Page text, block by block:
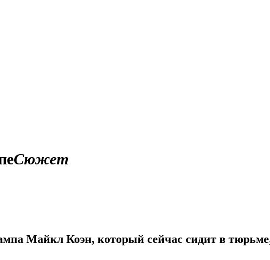
Сюжет
Майкл Коэн, который сейчас сидит в